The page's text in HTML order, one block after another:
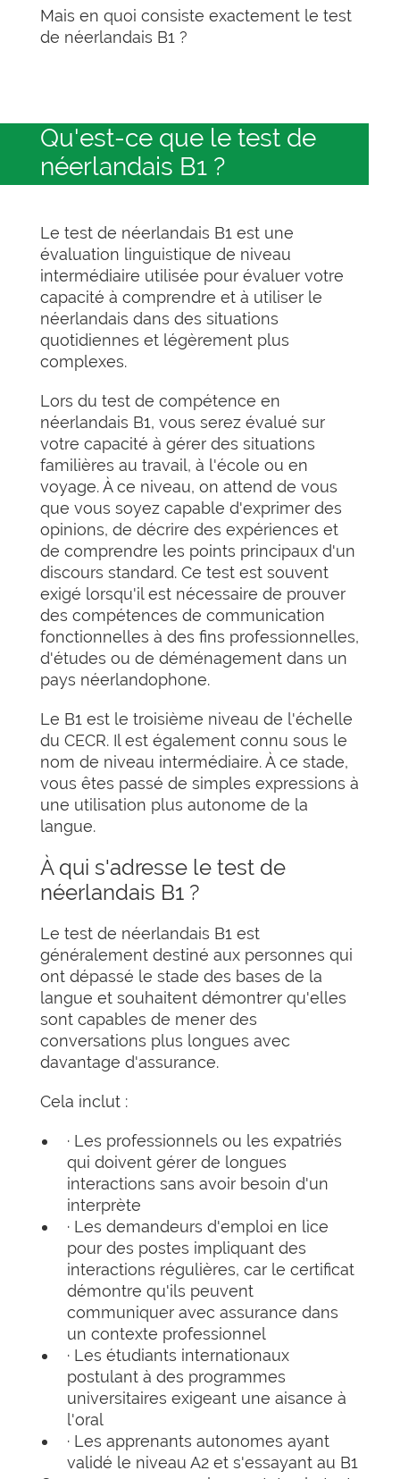
Mais en quoi consiste exactement le test
de néerlandais B1 ?
Qu'est-ce que le test de
néerlandais B1 ?
Le test de néerlandais B1 est une
évaluation linguistique de niveau
intermédiaire utilisée pour évaluer votre
capacité à comprendre et à utiliser le
néerlandais dans des situations
quotidiennes et légèrement plus
complexes.
Lors du test de compétence en
néerlandais B1, vous serez évalué sur
votre capacité à gérer des situations
familières au travail, à l'école ou en
voyage. À ce niveau, on attend de vous
que vous soyez capable d'exprimer des
opinions, de décrire des expériences et
de comprendre les points principaux d'un
discours standard. Ce test est souvent
exigé lorsqu'il est nécessaire de prouver
des compétences de communication
fonctionnelles à des fins professionnelles,
d'études ou de déménagement dans un
pays néerlandophone.
Le B1 est le troisième niveau de l'échelle
du CECR. Il est également connu sous le
nom de niveau intermédiaire. À ce stade,
vous êtes passé de simples expressions à
une utilisation plus autonome de la
langue.
À qui s'adresse le test de
néerlandais B1 ?
Le test de néerlandais B1 est
généralement destiné aux personnes qui
ont dépassé le stade des bases de la
langue et souhaitent démontrer qu'elles
sont capables de mener des
conversations plus longues avec
davantage d'assurance.
Cela inclut :
· Les professionnels ou les expatriés
qui doivent gérer de longues
interactions sans avoir besoin d'un
interprète
· Les demandeurs d'emploi en lice
pour des postes impliquant des
interactions régulières, car le certificat
démontre qu'ils peuvent
communiquer avec assurance dans
un contexte professionnel
· Les étudiants internationaux
postulant à des programmes
universitaires exigeant une aisance à
l'oral
· Les apprenants autonomes ayant
validé le niveau A2 et s'essayant au B1